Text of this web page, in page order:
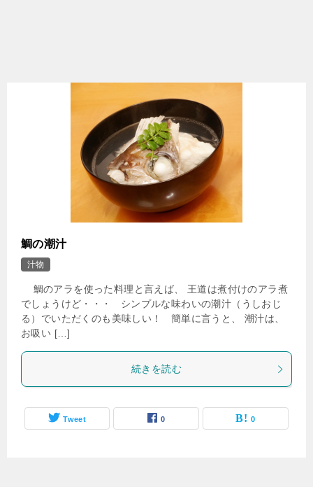
鯛の潮汁
汁物
鯛のアラを使った料理と言えば、 王道は煮付けのアラ煮
でしょうけど・・・ シンプルな味わいの潮汁（うしおじ
る）でいただくのも美味しい！ 簡単に言うと、 潮汁は、
お吸い […]
続きを読む
Tweet 0 0